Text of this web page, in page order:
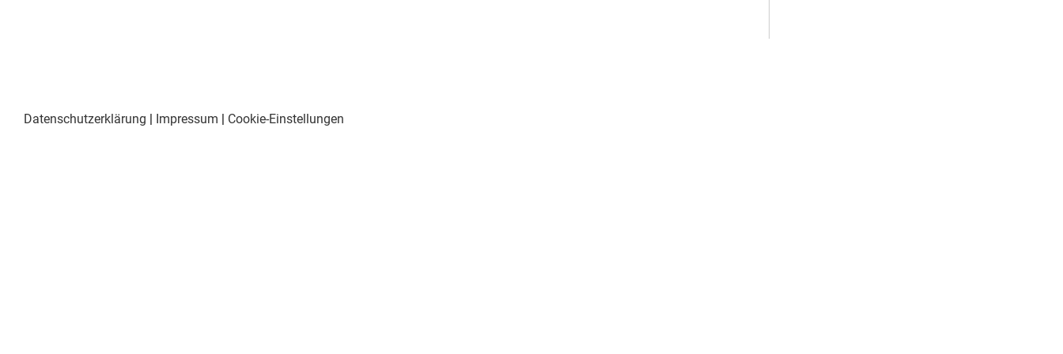
Datenschutzerklärung | Impressum | Cookie-Einstellungen